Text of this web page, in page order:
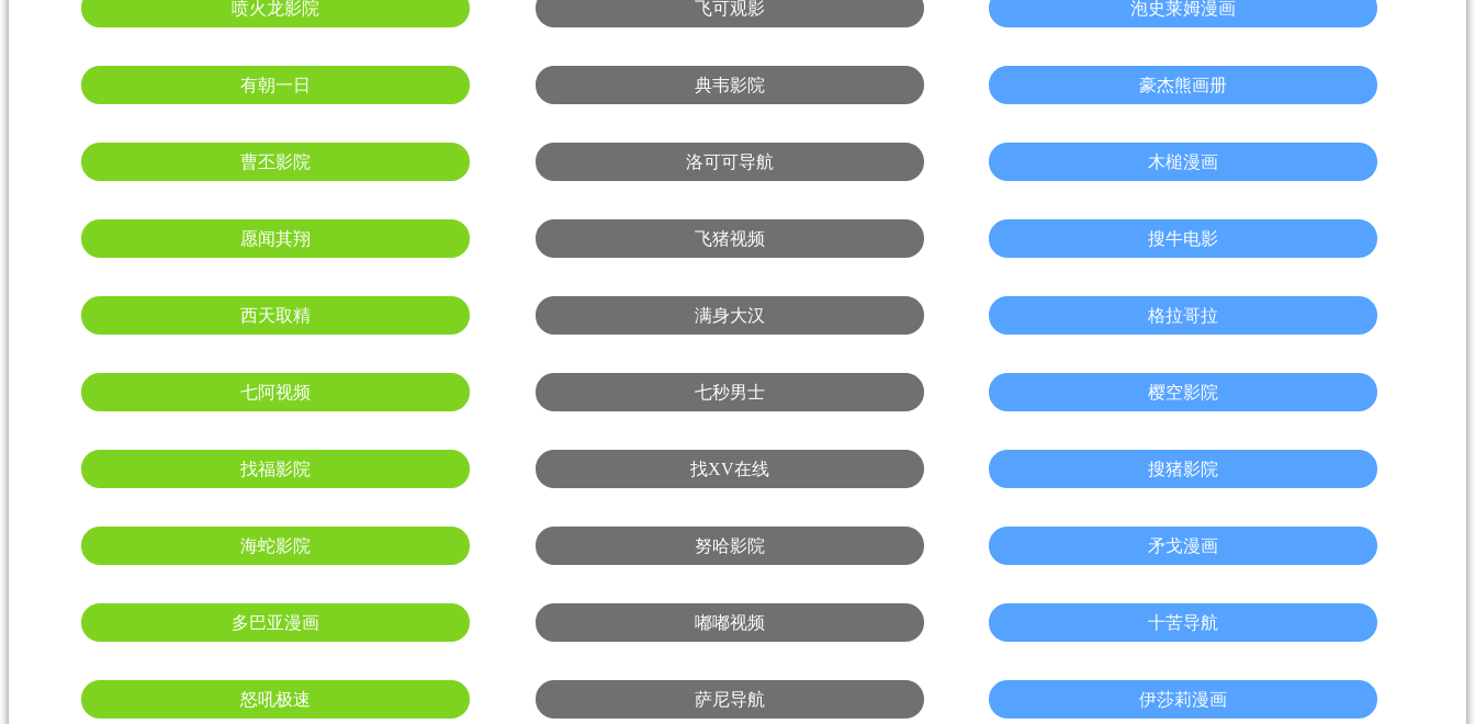
喷火龙影院 飞可观影 泡史莱姆漫画
有朝一日 典韦影院 豪杰熊画册
曹丕影院 洛可可导航 木槌漫画
愿闻其翔 飞猪视频 搜牛电影
西天取精 满身大汉 格拉哥拉
七阿视频 七秒男士 樱空影院
找福影院 找XV在线 搜猪影院
海蛇影院 努哈影院 矛戈漫画
多巴亚漫画 嘟嘟视频 十苦导航
怒吼极速 萨尼导航 伊莎莉漫画